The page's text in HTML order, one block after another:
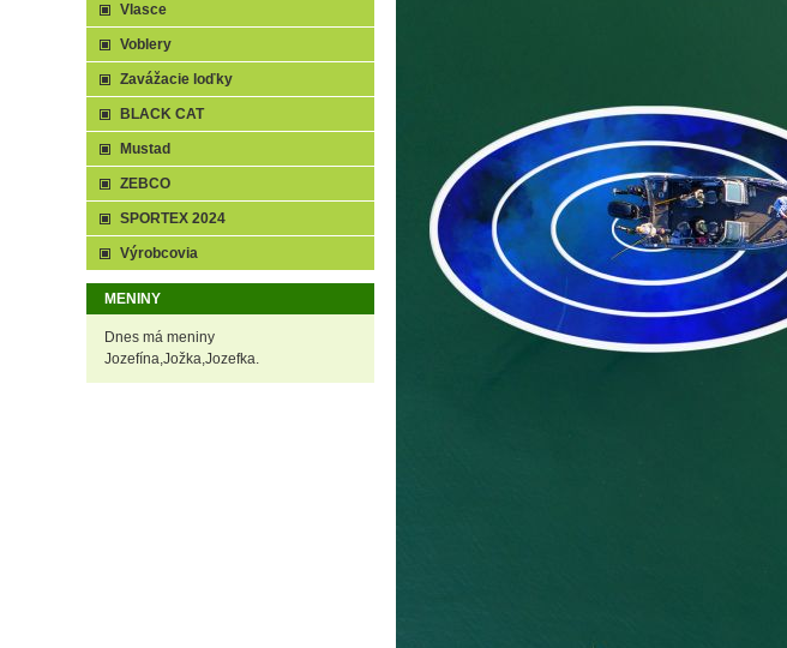
Vlasce
Voblery
Zavážacie loďky
BLACK CAT
Mustad
ZEBCO
SPORTEX 2024
Výrobcovia
MENINY
Dnes má meniny
Jozefína,Jožka,Jozefka.